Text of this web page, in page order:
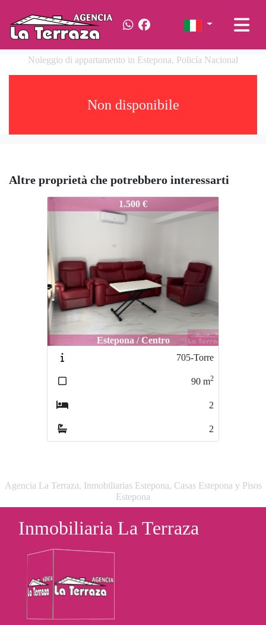
Noleggio di appartamento in Estepona, Policía Nacional
Non disponibile
Altre proprietà che potrebbero interessarti
1.500 €
Estepona / Centro
705-Torre
90 m2
2
2
Agencia La Terraza, Inmobiliarias Estepona, Casas Estepona y Pisos
Estepona
Inmobiliaria La Terraza